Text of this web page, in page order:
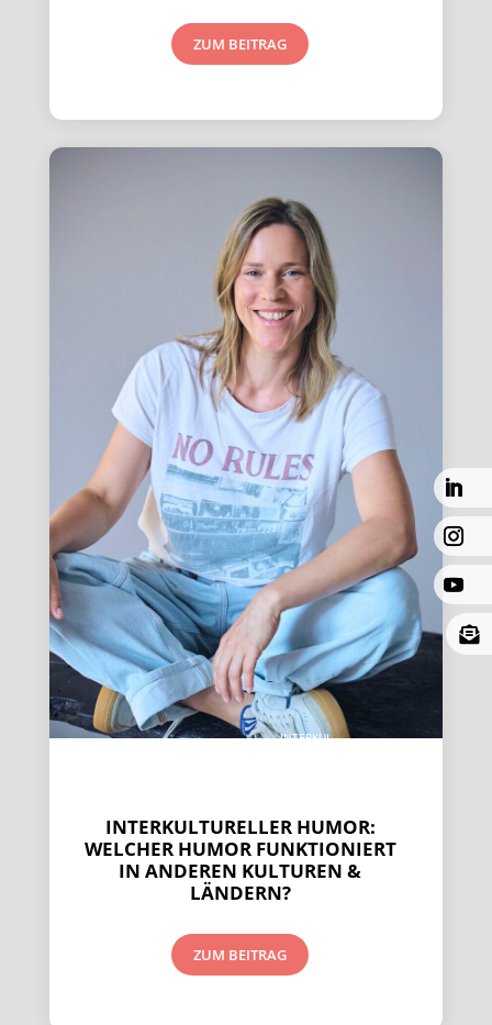

ZUM BEITRAG
IN­TER­KUL-
INTERKULTURELLER HUMOR:
WELCHER HUMOR FUNKTIONIERT
IN ANDEREN KULTUREN &
LÄNDERN?
ZUM BEITRAG